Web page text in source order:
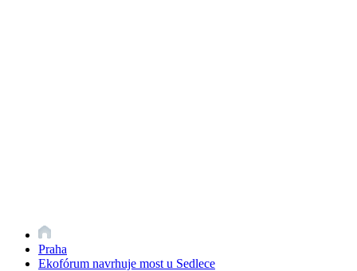
Praha
Ekofórum navrhuje most u Sedlece